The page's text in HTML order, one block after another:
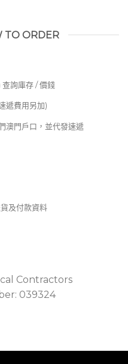
TO ORDER
詢庫存 / 價錢
遞費用另加)
澳門戶口，並代發速遞
及付款資料
Contractors
039324